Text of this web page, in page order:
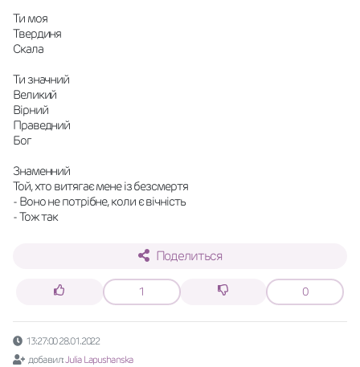
Ти моя
Твердиня
Скала
Ти значний
Великий
Вірний
Праведний
Бог
Знаменний
Той, хто витягає мене із безсмертя
- Воно не потрібне, коли є вічність
- Тож так
Поделиться
1 0
13:27:00 28.01.2022
добавил:Julia Lapushanska